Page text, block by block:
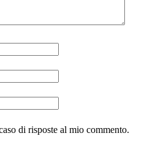
di risposte al mio commento.